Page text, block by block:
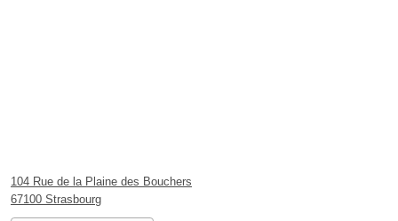
104 Rue de la Plaine des Bouchers
67100 Strasbourg